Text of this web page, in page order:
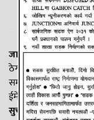
जानकी न्यूज नेटवर्क
ठेगाना: लक्ष्मीनियाँ -७,
सम्पर्क नं. : +977-
ईमेल:
सुचना विभाग दर्ता नं.